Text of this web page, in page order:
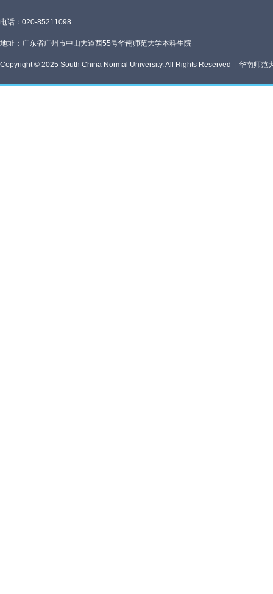
电话：020-85211098
地址：广东省广州市中山大道西55号华南师范大学本科生院
Copyright © 2025 South China Normal University. All Rights Reserved 华南师范